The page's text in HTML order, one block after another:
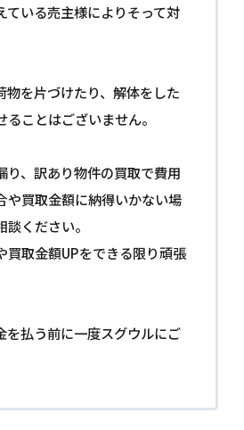
ている売主様によりそって対
物を片づけたり、解体をした
ることはございません。
り、訳あり物件の買取で費用
や買取金額に納得いかない場
ください。
買取金額UPをできる限り頑張
を払う前に一度スグウルにご